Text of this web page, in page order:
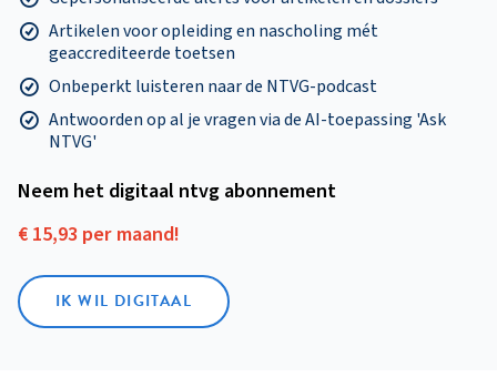
Artikelen voor opleiding en nascholing mét
geaccrediteerde toetsen
Onbeperkt luisteren naar de NTVG-podcast
Antwoorden op al je vragen via de AI-toepassing 'Ask
NTVG'
Neem het digitaal ntvg abonnement
€ 15,93 per maand!
IK WIL DIGITAAL